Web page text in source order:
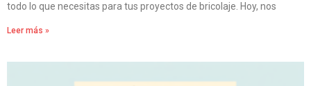
todo lo que necesitas para tus proyectos de bricolaje. Hoy, nos
Leer más »